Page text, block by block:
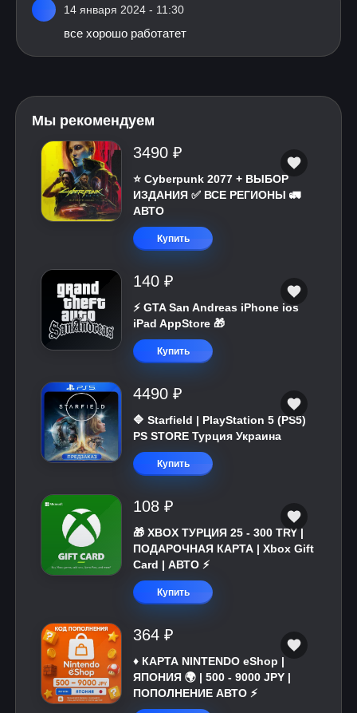
14 января 2024 - 11:30
все хорошо работатет
Мы рекомендуем
3490 ₽
⭐ Cyberpunk 2077 + ВЫБОР
ИЗДАНИЯ ✅ ВСЕ РЕГИОНЫ 🚛
АВТО
Купить
140 ₽
⚡️ GTA San Andreas iPhone ios
iPad AppStore 🎁
Купить
4490 ₽
🔷 Starfield | PlayStation 5 (PS5)
PS STORE Турция Украина
Купить
108 ₽
🎁 XBOX ТУРЦИЯ 25 - 300 TRY |
ПОДАРОЧНАЯ КАРТА | Xbox Gift
Card | АВТО ⚡
Купить
364 ₽
♦️ КАРТА NINTENDO eShop |
ЯПОНИЯ 🌍 | 500 - 9000 JPY |
ПОПОЛНЕНИЕ АВТО ⚡